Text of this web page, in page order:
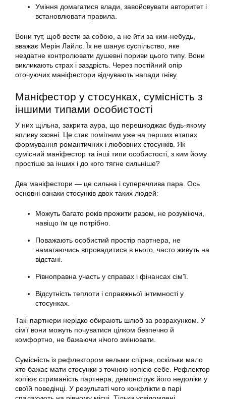
Уміння домагатися влади, завойовувати авторитет і
встановлювати правила.
Вони тут, щоб вести за собою, а не йти за ким-небудь,
вважає Мерін Лайлс. Їх не шанує суспільство, яке
нездатне контролювати душевні пориви цього типу. Вони
викликають страх і заздрість. Через постійний опір
оточуючих маніфестори відчувають напади гніву.
Маніфестор у стосунках, сумісність з
іншими типами особистості
У них щільна, закрита аура, що перешкоджає будь-якому
впливу ззовні. Це стає помітним уже на перших етапах
формування романтичних і любовних стосунків. Як
сумісний маніфестор та інші типи особистості, з ким йому
простіше за інших і до кого тягне сильніше?
Два маніфестори — це сильна і суперечлива пара. Ось
основні ознаки стосунків двох таких людей:
Можуть багато років прожити разом, не розуміючи,
навіщо їм це потрібно.
Поважають особистий простір партнера, не
намагаючись впровадитися в нього, часто живуть на
відстані.
Рівноправна участь у справах і фінансах сім’ї.
Відсутність теплоти і справжньої інтимності у
стосунках.
Такі партнери нерідко обирають шлюб за розрахунком. У
сім’ї вони можуть почуватися цілком безпечно й
комфортно, не бажаючи нічого змінювати.
Сумісність із рефлектором вельми спірна, оскільки мало
хто бажає мати стосунки з точною копією себе. Рефлектор
копіює стриманість партнера, демонструє його недоліки у
своїй поведінці. У результаті чого конфлікти в парі